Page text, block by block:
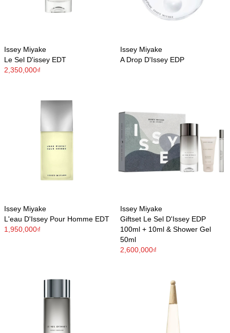
Issey Miyake
Le Sel D'issey EDT
2,350,000₫
Issey Miyake
A Drop D'Issey EDP
Issey Miyake
L'eau D'Issey Pour Homme EDT
1,950,000₫
Issey Miyake
Giftset Le Sel D'Issey EDP
100ml + 10ml & Shower Gel
50ml
2,600,000₫